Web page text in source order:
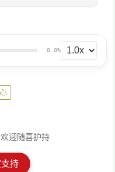
0.0%
迎随喜护持
持